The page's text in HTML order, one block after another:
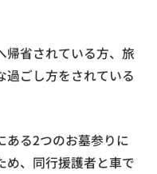
帰省されている方、旅
過ごし方をされている
ある2つのお墓参りに
め、同行援護者と車で